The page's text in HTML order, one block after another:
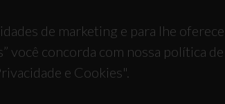
de marketing e para lhe
você concorda com nossa política
e Cookies".